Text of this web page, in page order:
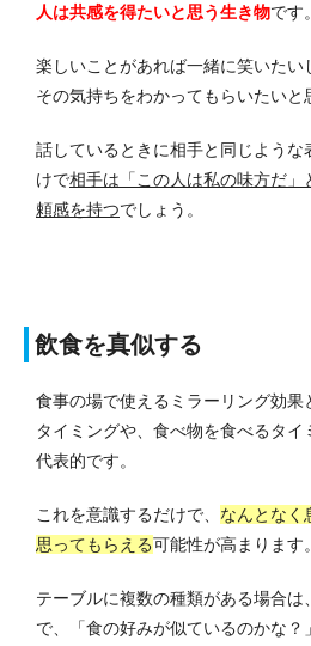
人は共感を得たいと思う生き物です。
楽しいことがあれば一緒に笑いた
その気持ちをわかってもらいたいと
話しているときに相手と同じよう
けで相手は「この人は私の味方だ
頼感を持つでしょう。
飲食を真似する
食事の場で使えるミラーリング効
タイミングや、食べ物を食べるタ
代表的です。
これを意識するだけで、 なんとなく
思ってもらえる可能性が高まります。
テーブルに複数の種類がある場合は
で、「食の好みが似ているのかな？